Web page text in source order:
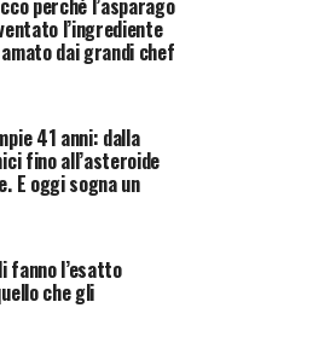
perché l’asparago
l’ingrediente
dai grandi chef
41 anni: dalla
fino all’asteroide
E oggi sogna un
fanno l’esatto
che gli